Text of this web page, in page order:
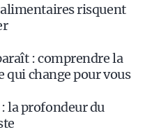
risquent
: comprendre la
qui change pour vous
la profondeur du